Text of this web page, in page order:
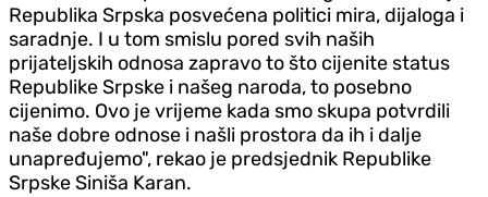
Republika Srpska posvećena politici mira, dijaloga i
saradnje. I u tom smislu pored svih naših
prijateljskih odnosa zapravo to što cijenite status
Republike Srpske i našeg naroda, to posebno
cijenimo. Ovo je vrijeme kada smo skupa potvrdili
naše dobre odnose i našli prostora da ih i dalje
unapređujemo", rekao je predsjednik Republike
Srpske Siniša Karan.